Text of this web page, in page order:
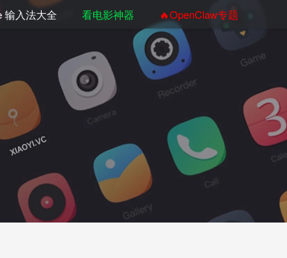
输入法大全 看电影神器 🔥OpenClaw专题